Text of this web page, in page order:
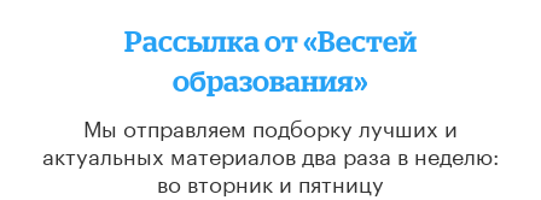
Рассылка от «Вестей
образования»
Мы отправляем подборку лучших и
актуальных материалов два раза в неделю:
во вторник и пятницу